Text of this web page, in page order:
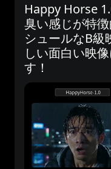
Happy Horse
臭い感じが特徴
シュールなB級
しい面白い映
す！